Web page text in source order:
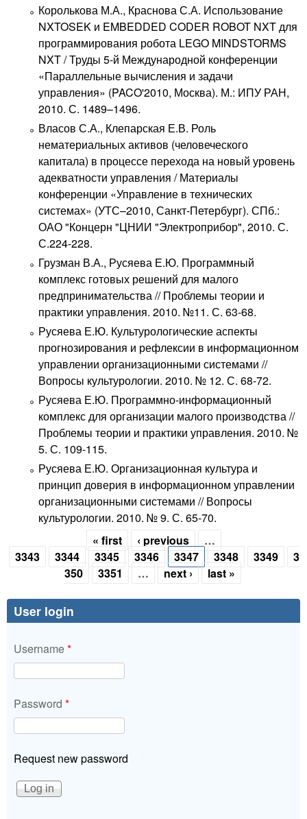
Королькова М.А., Краснова С.А. Использование
NXTOSEK и EMBEDDED CODER ROBOT NXT для
программирования робота LEGO MINDSTORMS
NXT / Труды 5-й Международной конференции
«Параллельные вычисления и задачи
управления» (PACO'2010, Москва). М.: ИПУ РАН,
2010. С. 1489–1496.
Власов С.А., Клепарская Е.В. Роль
нематериальных активов (человеческого
капитала) в процессе перехода на новый уровень
адекватности управления / Материалы
конференции «Управление в технических
системах» (УТС–2010, Санкт-Петербург). СПб.:
ОАО "Концерн "ЦНИИ "Электроприбор", 2010. С.
С.224-228.
Грузман В.А., Русяева Е.Ю. Программный
комплекс готовых решений для малого
предпринимательства // Проблемы теории и
практики управления. 2010. №11. С. 63-68.
Русяева Е.Ю. Культурологические аспекты
прогнозирования и рефлексии в информационном
управлении организационными системами //
Вопросы культурологии. 2010. № 12. С. 68-72.
Русяева Е.Ю. Программно-информационный
комплекс для организации малого производства //
Проблемы теории и практики управления. 2010. №
5. С. 109-115.
Русяева Е.Ю. Организационная культура и
принцип доверия в информационном управлении
организационными системами // Вопросы
культурологии. 2010. № 9. С. 65-70.
Pages
« first ‹ previous
…
3343
3344 3345 3346 3347 3348 3349
3
350
3351 … next › last »
User login
Username*
Password *
Request new password